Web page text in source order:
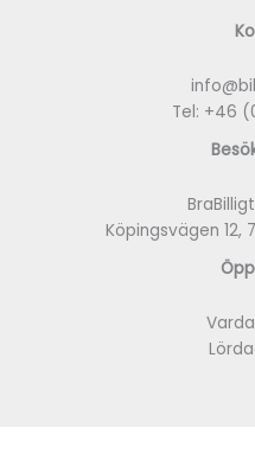
Tel: +46
Köpingsvägen 12,